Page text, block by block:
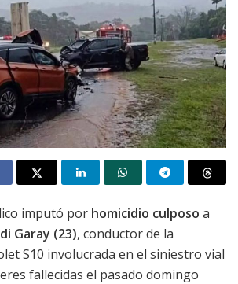
imputó por homicidio culposo a
Garay (23), conductor de la
S10 involucrada en el siniestro vial
fallecidas el pasado domingo